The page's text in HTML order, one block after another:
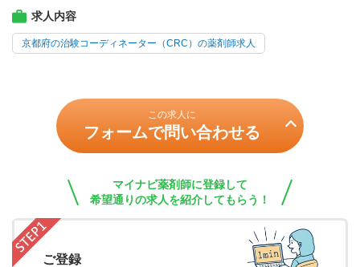
求人内容
京都府の治験コーディネーター（CRC）の薬剤師求人
この求人に
フォームで問い合わせる
マイナビ薬剤師に登録して
希望通りの求人を紹介してもらう！
ご登録